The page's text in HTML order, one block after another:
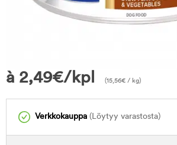
à 2,49€/kpl (15,56€ / kg)
Verkkokauppa (Löytyy varastosta)